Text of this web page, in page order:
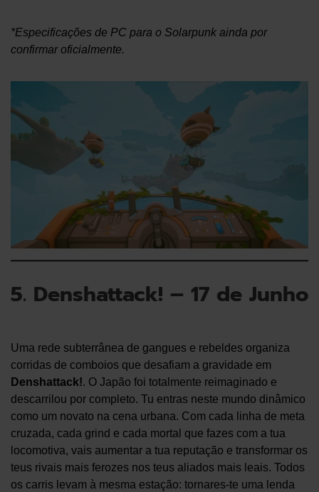
*Especificações de PC para o Solarpunk ainda por
confirmar oficialmente.
5. Denshattack! – 17 de Junho
Uma rede subterrânea de gangues e rebeldes organiza
corridas de comboios que desafiam a gravidade em
Denshattack!. O Japão foi totalmente reimaginado e
descarrilou por completo. Tu entras neste mundo dinâmico
como um novato na cena urbana. Com cada linha de meta
cruzada, cada grind e cada mortal que fazes com a tua
locomotiva, vais aumentar a tua reputação e transformar os
teus rivais mais ferozes nos teus aliados mais leais. Todos
os carris levam à mesma estação: tornares-te uma lenda